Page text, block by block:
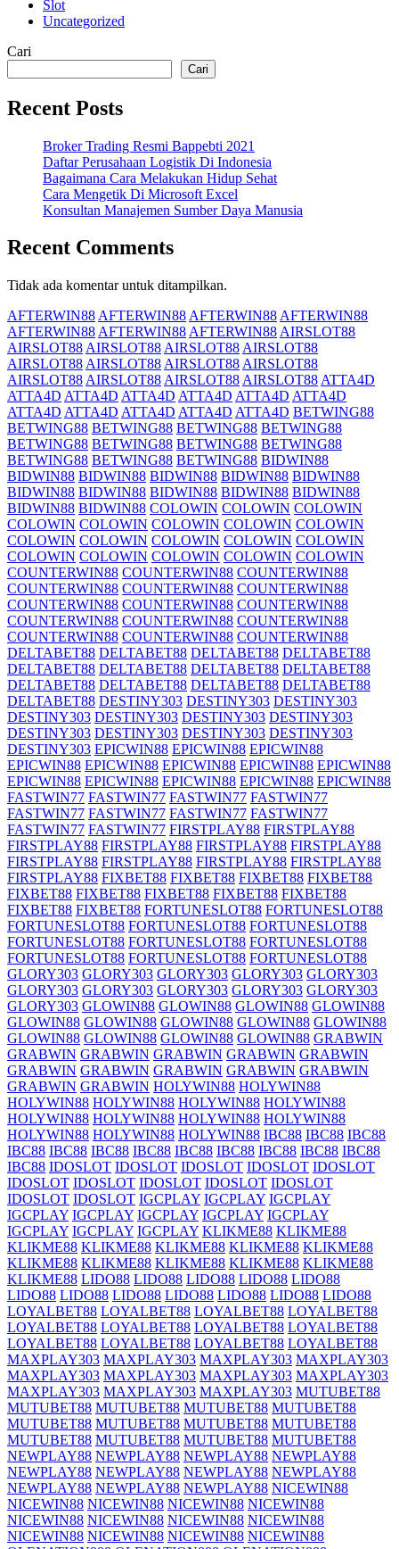
Slot
Uncategorized
Cari
Cari
Recent Posts
Broker Trading Resmi Bappebti 2021
Daftar Perusahaan Logistik Di Indonesia
Bagaimana Cara Melakukan Hidup Sehat
Cara Mengetik Di Microsoft Excel
Konsultan Manajemen Sumber Daya Manusia
Recent Comments
Tidak ada komentar untuk ditampilkan.
AFTERWIN88 AFTERWIN88 AFTERWIN88 AFTERWIN88
AFTERWIN88 AFTERWIN88 AFTERWIN88 AIRSLOT88
AIRSLOT88 AIRSLOT88 AIRSLOT88 AIRSLOT88
AIRSLOT88 AIRSLOT88 AIRSLOT88 AIRSLOT88
AIRSLOT88 AIRSLOT88 AIRSLOT88 AIRSLOT88 ATTA4D
ATTA4D ATTA4D ATTA4D ATTA4D ATTA4D ATTA4D
ATTA4D ATTA4D ATTA4D ATTA4D ATTA4D BETWING88
BETWING88 BETWING88 BETWING88 BETWING88
BETWING88 BETWING88 BETWING88 BETWING88
BETWING88 BETWING88 BETWING88 BIDWIN88
BIDWIN88 BIDWIN88 BIDWIN88 BIDWIN88 BIDWIN88
BIDWIN88 BIDWIN88 BIDWIN88 BIDWIN88 BIDWIN88
BIDWIN88 BIDWIN88 COLOWIN COLOWIN COLOWIN
COLOWIN COLOWIN COLOWIN COLOWIN COLOWIN
COLOWIN COLOWIN COLOWIN COLOWIN COLOWIN
COLOWIN COLOWIN COLOWIN COLOWIN COLOWIN
COUNTERWIN88 COUNTERWIN88 COUNTERWIN88
COUNTERWIN88 COUNTERWIN88 COUNTERWIN88
COUNTERWIN88 COUNTERWIN88 COUNTERWIN88
COUNTERWIN88 COUNTERWIN88 COUNTERWIN88
COUNTERWIN88 COUNTERWIN88 COUNTERWIN88
DELTABET88 DELTABET88 DELTABET88 DELTABET88
DELTABET88 DELTABET88 DELTABET88 DELTABET88
DELTABET88 DELTABET88 DELTABET88 DELTABET88
DELTABET88 DESTINY303 DESTINY303 DESTINY303
DESTINY303 DESTINY303 DESTINY303 DESTINY303
DESTINY303 DESTINY303 DESTINY303 DESTINY303
DESTINY303 EPICWIN88 EPICWIN88 EPICWIN88
EPICWIN88 EPICWIN88 EPICWIN88 EPICWIN88 EPICWIN88
EPICWIN88 EPICWIN88 EPICWIN88 EPICWIN88 EPICWIN88
FASTWIN77 FASTWIN77 FASTWIN77 FASTWIN77
FASTWIN77 FASTWIN77 FASTWIN77 FASTWIN77
FASTWIN77 FASTWIN77 FIRSTPLAY88 FIRSTPLAY88
FIRSTPLAY88 FIRSTPLAY88 FIRSTPLAY88 FIRSTPLAY88
FIRSTPLAY88 FIRSTPLAY88 FIRSTPLAY88 FIRSTPLAY88
FIRSTPLAY88 FIXBET88 FIXBET88 FIXBET88 FIXBET88
FIXBET88 FIXBET88 FIXBET88 FIXBET88 FIXBET88
FIXBET88 FIXBET88 FORTUNESLOT88 FORTUNESLOT88
FORTUNESLOT88 FORTUNESLOT88 FORTUNESLOT88
FORTUNESLOT88 FORTUNESLOT88 FORTUNESLOT88
FORTUNESLOT88 FORTUNESLOT88 FORTUNESLOT88
GLORY303 GLORY303 GLORY303 GLORY303 GLORY303
GLORY303 GLORY303 GLORY303 GLORY303 GLORY303
GLORY303 GLOWIN88 GLOWIN88 GLOWIN88 GLOWIN88
GLOWIN88 GLOWIN88 GLOWIN88 GLOWIN88 GLOWIN88
GLOWIN88 GLOWIN88 GLOWIN88 GLOWIN88 GRABWIN
GRABWIN GRABWIN GRABWIN GRABWIN GRABWIN
GRABWIN GRABWIN GRABWIN GRABWIN GRABWIN
GRABWIN GRABWIN HOLYWIN88 HOLYWIN88
HOLYWIN88 HOLYWIN88 HOLYWIN88 HOLYWIN88
HOLYWIN88 HOLYWIN88 HOLYWIN88 HOLYWIN88
HOLYWIN88 HOLYWIN88 HOLYWIN88 IBC88 IBC88 IBC88
IBC88 IBC88 IBC88 IBC88 IBC88 IBC88 IBC88 IBC88 IBC88
IBC88 IDOSLOT IDOSLOT IDOSLOT IDOSLOT IDOSLOT
IDOSLOT IDOSLOT IDOSLOT IDOSLOT IDOSLOT
IDOSLOT IDOSLOT IGCPLAY IGCPLAY IGCPLAY
IGCPLAY IGCPLAY IGCPLAY IGCPLAY IGCPLAY
IGCPLAY IGCPLAY IGCPLAY KLIKME88 KLIKME88
KLIKME88 KLIKME88 KLIKME88 KLIKME88 KLIKME88
KLIKME88 KLIKME88 KLIKME88 KLIKME88 KLIKME88
KLIKME88 LIDO88 LIDO88 LIDO88 LIDO88 LIDO88
LIDO88 LIDO88 LIDO88 LIDO88 LIDO88 LIDO88 LIDO88
LOYALBET88 LOYALBET88 LOYALBET88 LOYALBET88
LOYALBET88 LOYALBET88 LOYALBET88 LOYALBET88
LOYALBET88 LOYALBET88 LOYALBET88 LOYALBET88
MAXPLAY303 MAXPLAY303 MAXPLAY303 MAXPLAY303
MAXPLAY303 MAXPLAY303 MAXPLAY303 MAXPLAY303
MAXPLAY303 MAXPLAY303 MAXPLAY303 MUTUBET88
MUTUBET88 MUTUBET88 MUTUBET88 MUTUBET88
MUTUBET88 MUTUBET88 MUTUBET88 MUTUBET88
MUTUBET88 MUTUBET88 MUTUBET88 MUTUBET88
NEWPLAY88 NEWPLAY88 NEWPLAY88 NEWPLAY88
NEWPLAY88 NEWPLAY88 NEWPLAY88 NEWPLAY88
NEWPLAY88 NEWPLAY88 NEWPLAY88 NICEWIN88
NICEWIN88 NICEWIN88 NICEWIN88 NICEWIN88
NICEWIN88 NICEWIN88 NICEWIN88 NICEWIN88
NICEWIN88 NICEWIN88 NICEWIN88 NICEWIN88